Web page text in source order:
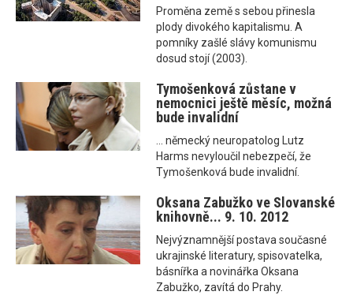
Proměna země s sebou přinesla
plody divokého kapitalismu. A
pomníky zašlé slávy komunismu
dosud stojí (2003).
Tymošenková zůstane v
nemocnici ještě měsíc, možná
bude invalidní
... německý neuropatolog Lutz
Harms nevyloučil nebezpečí, že
Tymošenková bude invalidní.
Oksana Zabužko ve Slovanské
knihovně... 9. 10. 2012
Nejvýznamnější postava současné
ukrajinské literatury, spisovatelka,
básnířka a novinářka Oksana
Zabužko, zavítá do Prahy.